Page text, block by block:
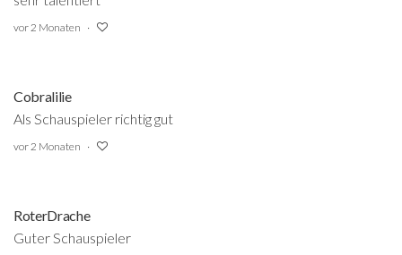
vor 2 Monaten
Cobralilie
Als Schauspieler richtig gut
vor 2 Monaten
RoterDrache
Guter Schauspieler